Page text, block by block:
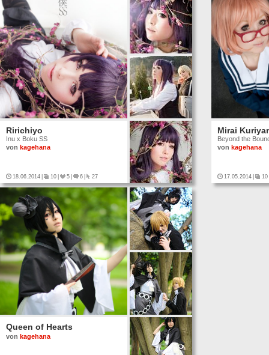
Ririchiyo
Inu x Boku SS
von kagehana
18.06.2014 10 5 6 27
Mirai
Beyond the
von kagehana
17.05.2014 10
Queen of Hearts
von kagehana